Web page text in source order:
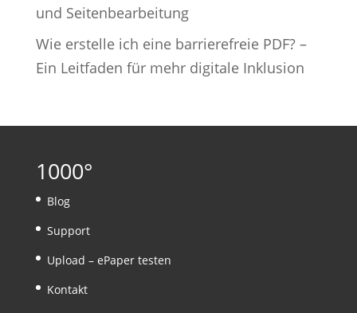
und Seitenbearbeitung
Wie erstelle ich eine barrierefreie PDF? –
Ein Leitfaden für mehr digitale Inklusion
1000°
Blog
Support
Upload – ePaper testen
Kontakt